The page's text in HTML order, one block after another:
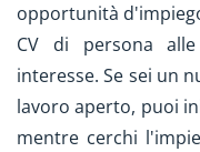
opportunità
CV di persona
interesse. Se sei un
lavoro aperto, puoi
mentre cerchi